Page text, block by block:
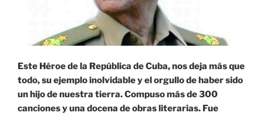
Este Héroe de la República de Cuba, nos deja más que
todo, su ejemplo inolvidable y el orgullo de haber sido
un hijo de nuestra tierra. Compuso más de 300
canciones y una docena de obras literarias. Fue